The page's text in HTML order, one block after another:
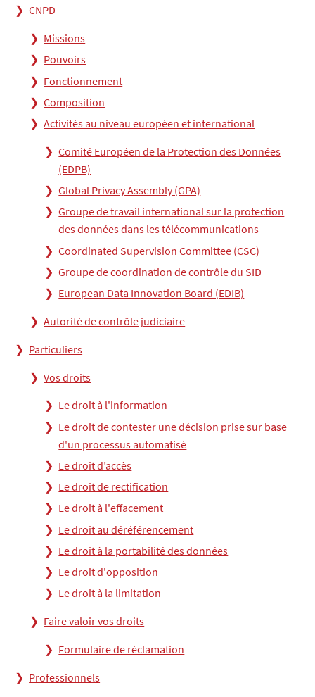
CNPD
Missions
Pouvoirs
Fonctionnement
Composition
Activités au niveau européen et international
Comité Européen de la Protection des Données
(EDPB)
Global Privacy Assembly (GPA)
Groupe de travail international sur la protection
des données dans les télécommunications
Coordinated Supervision Committee (CSC)
Groupe de coordination de contrôle du SID
European Data Innovation Board (EDIB)
Autorité de contrôle judiciaire
Particuliers
Vos droits
Le droit à l'information
Le droit de contester une décision prise sur base
d'un processus automatisé
Le droit d’accès
Le droit de rectification
Le droit à l'effacement
Le droit au déréférencement
Le droit à la portabilité des données
Le droit d'opposition
Le droit à la limitation
Faire valoir vos droits
Formulaire de réclamation
Professionnels